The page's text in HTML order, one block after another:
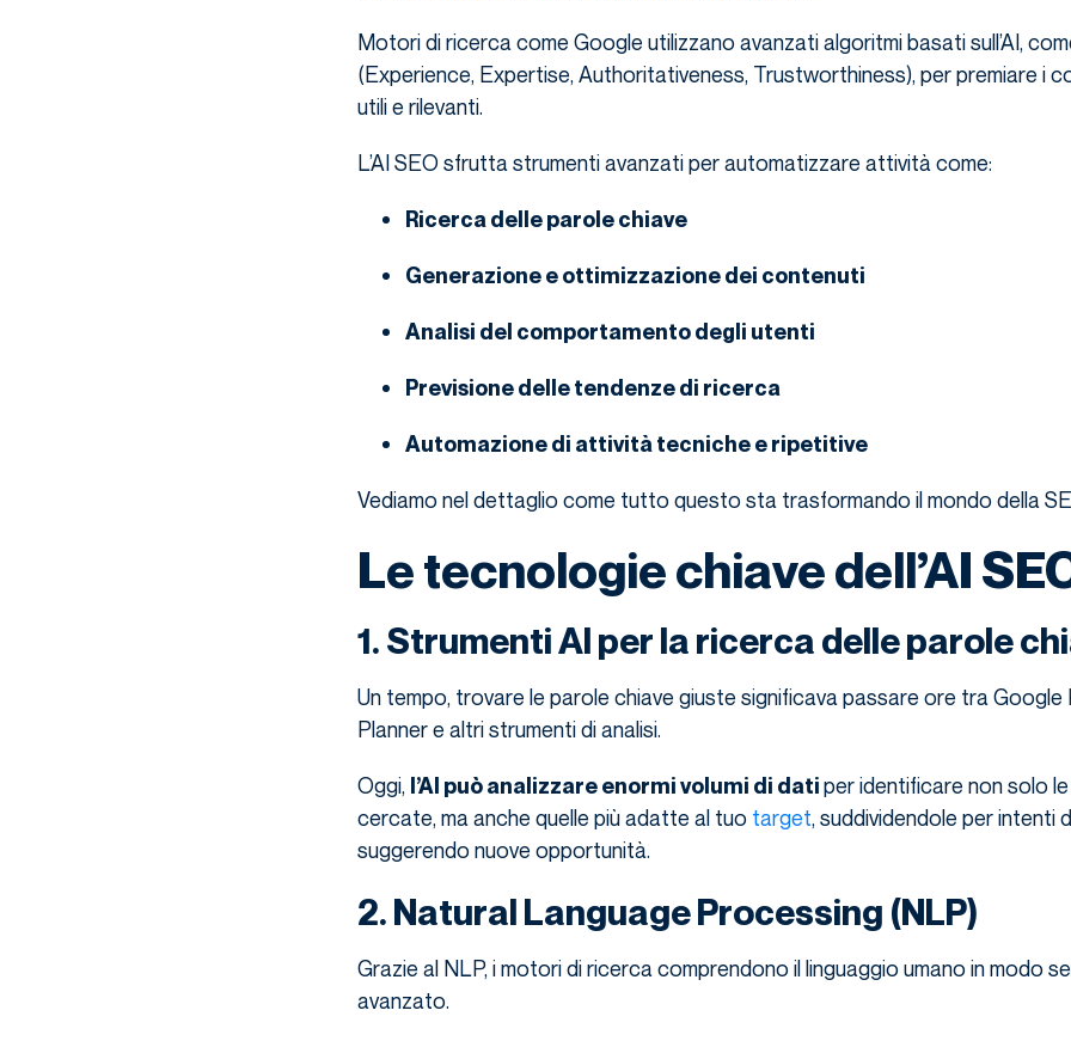
Motori di ricerca come Google utilizzano avanzati algoritmi basati sull’AI,
(Experience, Expertise, Authoritativeness, Trustworthiness), per premiare i
utili e rilevanti.
L’AI SEO sfrutta strumenti avanzati per automatizzare attività come:
Ricerca delle parole chiave
Generazione e ottimizzazione dei contenuti
Analisi del comportamento degli utenti
Previsione delle tendenze di ricerca
Automazione di attività tecniche e ripetitive
Vediamo nel dettaglio come tutto questo sta trasformando il mondo della
Le tecnologie chiave dell’AI
1. Strumenti AI per la ricerca delle parole
Un tempo, trovare le parole chiave giuste significava passare ore tra Google
Planner e altri strumenti di analisi.
Oggi, l’AI può analizzare enormi volumi di datiper identificare non solo
cercate, ma anche quelle più adatte al tuo target, suddividendole per intenti
suggerendo nuove opportunità.
2. Natural Language Processing (NLP)
Grazie al NLP, i motori di ricerca comprendono il linguaggio umano in modo
avanzato.